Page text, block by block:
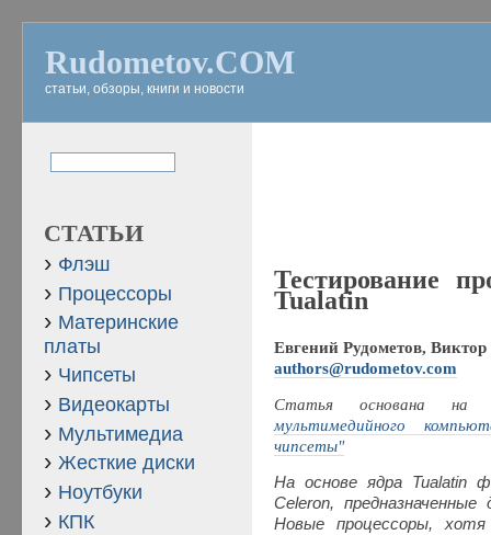
Rudometov.COM
статьи, обзоры, книги и новости
Тестирование
Tualatin
Евгений Рудометов, Виктор
authors@rudometov.com
Статья основана на
мультимедийного
чипсеты"
На основе ядра Tualatin
Celeron,
Новые процессоры,
СТАТЬИ
Флэш
Процессоры
Материнские
платы
Чипсеты
Видеокарты
Мультимедиа
Жесткие диски
Ноутбуки
КПК